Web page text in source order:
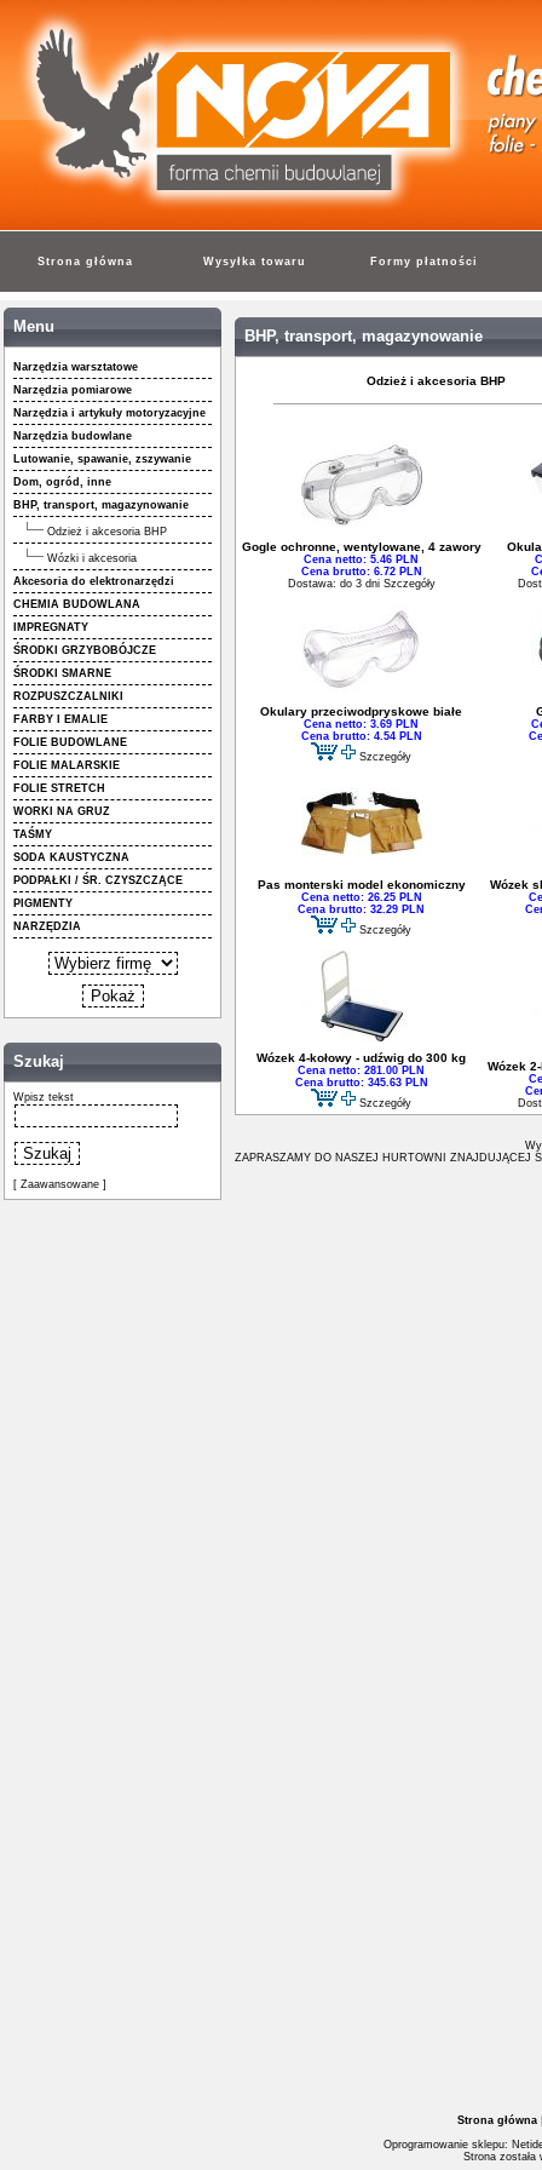
Strona główna Wysyłka towaru Formy płatności
Menu
Narzędzia warsztatowe
Narzędzia pomiarowe
Narzędzia i artykuły motoryzacyjne
Narzędzia budowlane
Lutowanie, spawanie, zszywanie
Dom, ogród, inne
BHP, transport, magazynowanie
Odzież i akcesoria BHP
Wózki i akcesoria
Akcesoria do elektronarzędzi
CHEMIA BUDOWLANA
IMPREGNATY
ŚRODKI GRZYBOBÓJCZE
ŚRODKI SMARNE
ROZPUSZCZALNIKI
FARBY I EMALIE
FOLIE BUDOWLANE
FOLIE MALARSKIE
FOLIE STRETCH
WORKI NA GRUZ
TAŚMY
SODA KAUSTYCZNA
PODPAŁKI / ŚR. CZYSZCZĄCE
PIGMENTY
NARZĘDZIA
Szukaj
Wpisz tekst
[ Zaawansowane ]
BHP, transport, magazynowanie
Odzież i akcesoria BHP
Gogle ochronne, wentylowane, 4 zawory
Cena netto: 5.46 PLN
Cena brutto: 6.72 PLN
Dostawa: do 3 dni Szczegóły
Okulary przeciwodpryskowe białe
Cena netto: 3.69 PLN
Cena brutto: 4.54 PLN
Szczegóły
Pas monterski model ekonomiczny
Cena netto: 26.25 PLN
Cena brutto: 32.29 PLN
Szczegóły
Wózek
Wózek 4-kołowy - udźwig do 300 kg
Cena netto: 281.00 PLN
Cena brutto: 345.63 PLN
Szczegóły
Wózek
ZAPRASZAMY DO NASZEJ HURTOWNI ZNAJDUJĄCEJ
Strona główna
Oprogramowanie sklepu:
Strona